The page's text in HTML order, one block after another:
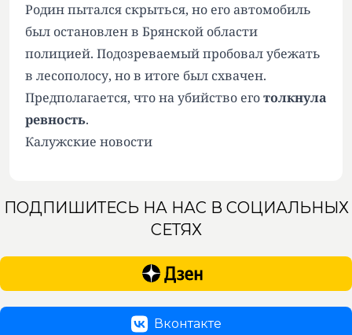
Родин пытался скрыться, но его автомобиль
был остановлен в Брянской области
полицией. Подозреваемый пробовал убежать
в лесополосу, но в итоге был схвачен.
Предполагается, что на убийство еготолкнула
ревность.
Калужские новости
ПОДПИШИТЕСЬ НА НАС В СОЦИАЛЬНЫХ
СЕТЯХ
Вконтакте